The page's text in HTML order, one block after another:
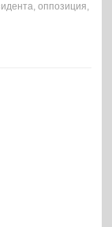
,оппозиция,